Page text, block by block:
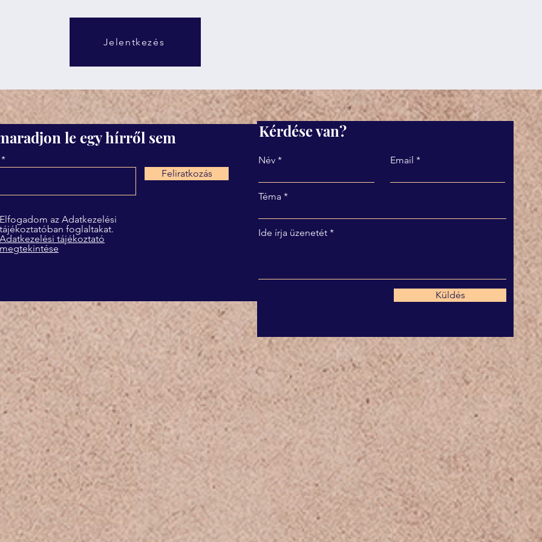
Jelentkezés
le egy hírről sem
Feliratkozás
Elfogadom az Adatkezelési
tájékoztatóban foglaltakat.
Adatkezelési tájékoztató
megtekintése
Kérdése van?
Név Email
Téma
Ide írja üzenetét
Küldés